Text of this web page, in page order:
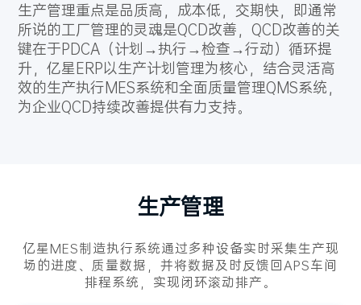
生产管理重点是品质高，成本低，交期快，即通常
所说的工厂管理的灵魂是QCD改善，QCD改善的关
键在于PDCA（计划→执行→检查→行动）循环提
升，亿星ERP以生产计划管理为核心，结合灵活高
效的生产执行MES系统和全面质量管理QMS系统，
为企业QCD持续改善提供有力支持。
生产管理
亿星MES制造执行系统通过多种设备实时采集生产现
场的进度、质量数据，并将数据及时反馈回APS车间
排程系统，实现闭环滚动排产。